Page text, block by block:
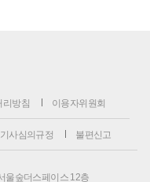
리방침 이용자위원회
기사심의규정 불편신고
울숲더스페이스 12층